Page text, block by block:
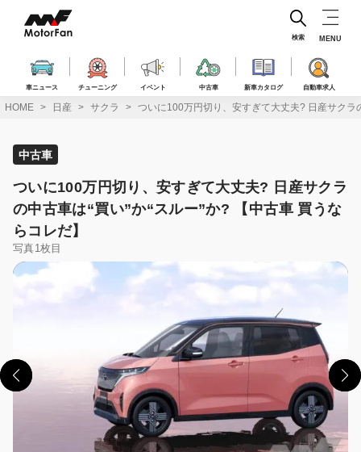
ス
車ニュース チューニング イベント 中古車 新車カタログ 自動車求人
検索 MENU
HOME 日産 サクラ ついに100万円切り、安すぎて大丈夫? 日産サクラ
中古車
ついに100万円切り、安すぎて大丈夫? 日産サクラ
の中古車は“買い”か“スルー”か? 【中古車 買うな
らコレだ】
写真1枚目